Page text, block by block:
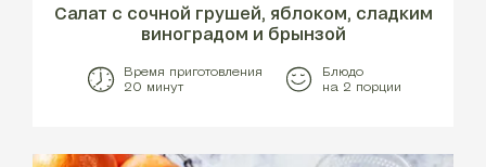
Салат с сочной грушей, яблоком, сладким
виноградом и брынзой
Время приготовления
20 минут
Блюдо
на 2 порции